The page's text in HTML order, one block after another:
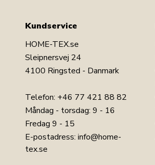
Kundservice
HOME-TEX.se
Sleipnersvej 24
4100 Ringsted - Danmark
Telefon: +46 77 421 88 82
Måndag - torsdag: 9 - 16
Fredag 9 - 15
E-postadress: info@home-
tex.se